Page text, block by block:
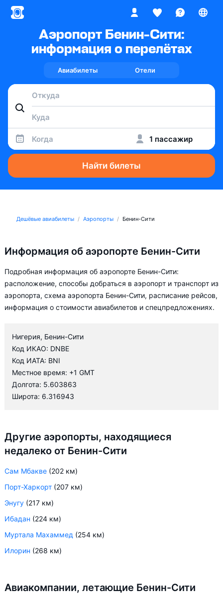
Аэропорт Бенин-Сити:
информация о перелётах
Авиабилеты Отели
Когда 1 пассажир
Найти билеты
Дешёвые авиабилеты Аэропорты Бенин-Сити
Информация об аэропорте Бенин-Сити
Подробная информация об аэропорте Бенин-Сити:
расположение, способы добраться в аэропорт и транспорт из
аэропорта, схема аэропорта Бенин-Сити, расписание рейсов,
информация о стоимости авиабилетов и спецпредложениях.
Нигерия, Бенин-Сити
Код ИКАО: DNBE
Код ИАТА: BNI
Местное время: +1 GMT
Долгота: 5.603863
Широта: 6.316943
Другие аэропорты, находящиеся
недалеко от Бенин-Сити
Сам Мбакве (202 км)
Порт-Харкорт (207 км)
Энугу (217 км)
Ибадан (224 км)
Муртала Махаммед (254 км)
Илорин (268 км)
Авиакомпании, летающие Бенин-Сити